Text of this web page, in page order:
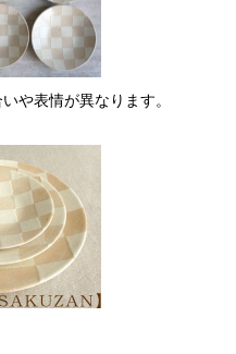
や表情が異なります。